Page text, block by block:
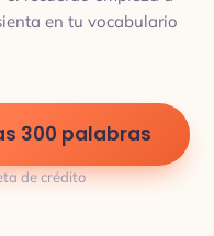
en tu vocabulario
300 palabras
de crédito